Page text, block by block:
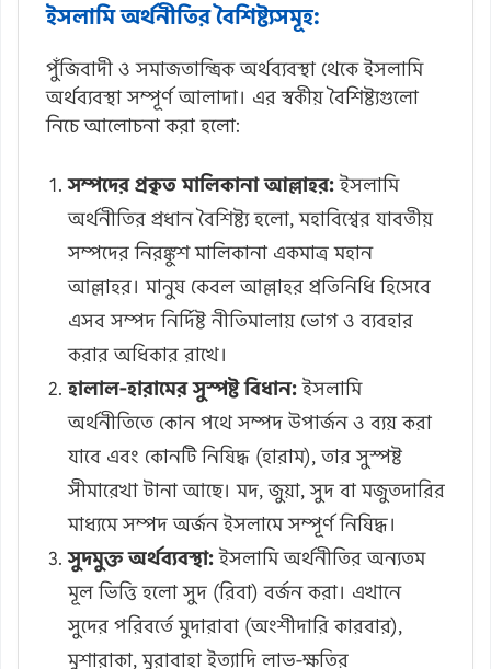
ইসলামি অর্থনীতির বৈশিষ্ট্যসমূহ:
পুঁজিবাদী ও সমাজতান্ত্রিক অর্থব্যবস্থা থেকে ইসলামি
অর্থব্যবস্থা সম্পূর্ণ আলাদা। এর স্বকীয় বৈশিষ্ট্যগুলো
নিচে আলোচনা করা হলো:
সম্পদের প্রকৃত মালিকানা আল্লাহর:ইসলামি
অর্থনীতির প্রধান বৈশিষ্ট্য হলো, মহাবিশ্বের যাবতীয়
সম্পদের নিরঙ্কুশ মালিকানা একমাত্র মহান
আল্লাহর। মানুষ কেবল আল্লাহর প্রতিনিধি হিসেবে
এসব সম্পদ নির্দিষ্ট নীতিমালায় ভোগ ও ব্যবহার
করার অধিকার রাখে।
হালাল-হারামের সুস্পষ্ট বিধান:ইসলামি
অর্থনীতিতে কোন পথে সম্পদ উপার্জন ও ব্যয় করা
যাবে এবং কোনটি নিষিদ্ধ (হারাম), তার সুস্পষ্ট
সীমারেখা টানা আছে। মদ, জুয়া, সুদ বা মজুতদারির
মাধ্যমে সম্পদ অর্জন ইসলামে সম্পূর্ণ নিষিদ্ধ।
সুদমুক্ত অর্থব্যবস্থা:ইসলামি অর্থনীতির অন্যতম
মূল ভিত্তি হলো সুদ (রিবা) বর্জন করা। এখানে
সুদের পরিবর্তে মুদারাবা (অংশীদারি কারবার),
মুশারাকা, মুরাবাহা ইত্যাদি লাভ-ক্ষতির